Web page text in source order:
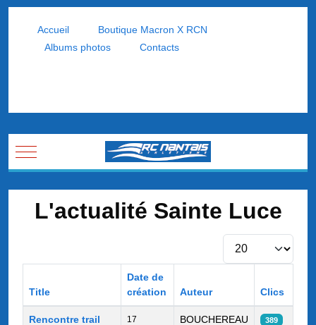
Accueil
Boutique Macron X RCN
Albums photos
Contacts
Mobile Menu Toggle
L'actualité Sainte Luce
Title
Date de
création
Auteur Clics
Rencontre trail
17
BOUCHEREAU
389